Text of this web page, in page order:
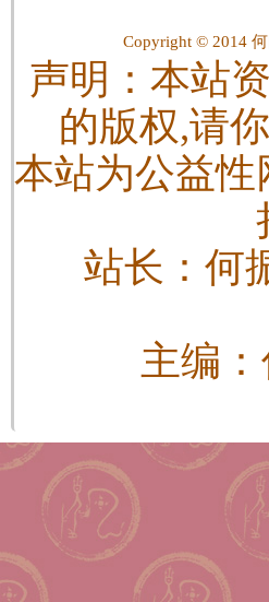
Copyright © 2014
声明：本站
的版权,请
本站为公益
站长：何
主编